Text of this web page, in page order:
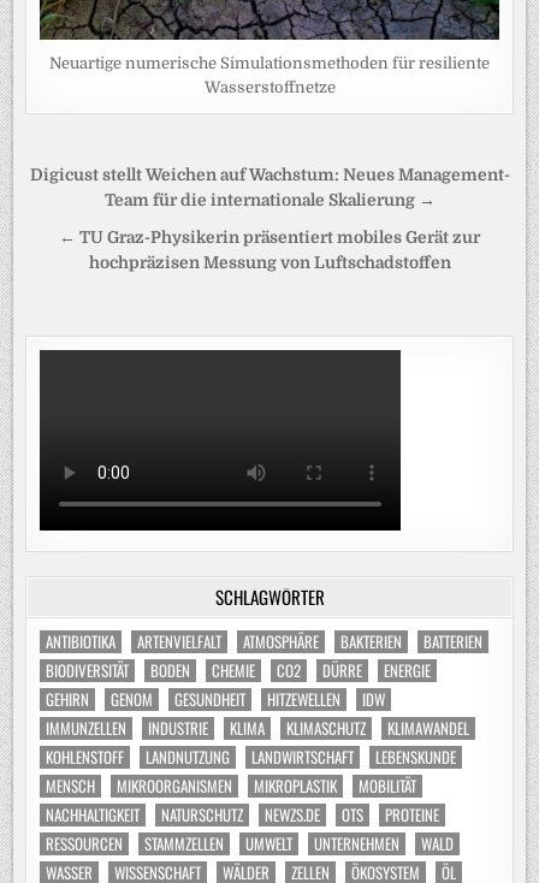
Neuartige numerische Simulationsmethoden für resiliente
Wasserstoffnetze
Beitragsnavigation
Digicust stellt Weichen auf Wachstum: Neues Management-
Team für die internationale Skalierung →
← TU Graz-Physikerin präsentiert mobiles Gerät zur
hochpräzisen Messung von Luftschadstoffen
SCHLAGWÖRTER
ANTIBIOTIKA ARTENVIELFALT ATMOSPHÄRE BAKTERIEN
BATTERIEN
BIODIVERSITÄT
BODEN CHEMIE CO2 DÜRRE
ENERGIE
GEHIRN
GENOM GESUNDHEIT HITZEWELLEN
IDW
IMMUNZELLEN
INDUSTRIE KLIMA KLIMASCHUTZ
KLIMAWANDEL
KOHLENSTOFF
LANDNUTZUNG LANDWIRTSCHAFT
LEBENSKUNDE
MENSCH
MIKROORGANISMEN MIKROPLASTIK
MOBILITÄT
NACHHALTIGKEIT
NATURSCHUTZ NEWZS.DE OTS
PROTEINE
RESSOURCEN
STAMMZELLEN UMWELT UNTERNEHMEN
WALD
WASSER
WISSENSCHAFT WÄLDER ZELLEN ÖKOSYSTEM ÖL